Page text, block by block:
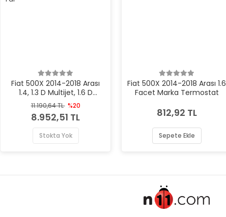
Fiat 500X 2014-2018 Arası
1.4, 1.3 D Multijet, 1.6 D
Multijet, 1.4 4x4, 1.6, 1.4 LPG,
2.0 D Multijet 4x4 Sağ Depo
Marka Far
11.190,64 TL %20
8.952,51 TL
Stokta Yok
Fiat 500X 2014-2018 Arası 1.6
Facet Marka Termostat
812,92 TL
Sepete Ekle